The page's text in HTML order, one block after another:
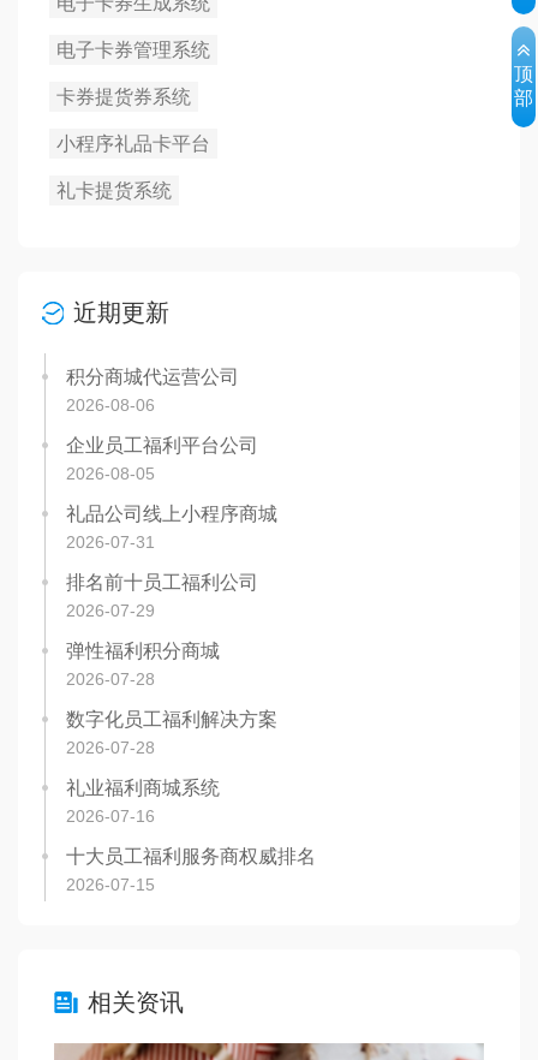
电子卡券管理系统
卡券提货券系统
小程序礼品卡平台
礼卡提货系统
近期更新
积分商城代运营公司
2026-08-06
企业员工福利平台公司
2026-08-05
礼品公司线上小程序商城
2026-07-31
排名前十员工福利公司
2026-07-29
弹性福利积分商城
2026-07-28
数字化员工福利解决方案
2026-07-28
礼业福利商城系统
2026-07-16
十大员工福利服务商权威排名
2026-07-15
相关资讯
顶
部